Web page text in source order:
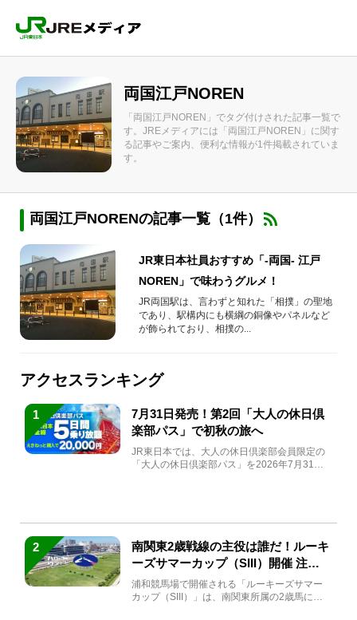
両国江戸NOREN
「両国江戸NOREN」でタグ付けされた記事一覧で
す。JREメディアには「両国江戸NOREN」に関す
る記事やご案内、便利な情報が1件掲載されていま
す。
両国江戸NORENの記事一覧（1件）
JR東日本社員おすすめ「-両国- 江戸
NOREN」で味わうグルメ！
JR両国駅は、言わずと知れた「相撲」の聖地
であり、駅構内にも横綱の銅像やパネルなど
が飾られており、相撲の...
アクセスランキング
1
7月31日発売！第2回「大人の休日倶
楽部パス」で初秋の旅へ
JR東日本では、大人の休日倶楽部会員限定の
「大人の休日倶楽部パス」を2026年7月31日
2
南関東2歳戦線の主役は誰だ！ルーキ
ーズサマーカップ（SIII）開催 注目
馬と見どころをチェック
浦和競馬場で開催される「ルーキーズサマー
カップ（SIII）」は、南関東所属の2歳馬によ